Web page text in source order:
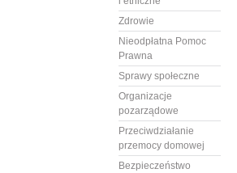
Zdrowie
Nieodpłatna Pomoc
Prawna
Sprawy społeczne
Organizacje
pozarządowe
Przeciwdziałanie
przemocy domowej
Bezpieczeństwo